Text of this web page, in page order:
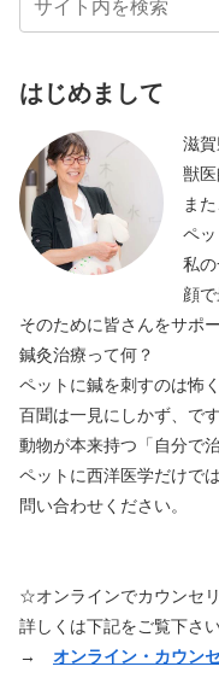
はじめまして
滋
獣医
ま
ペ
私
顔
そのために皆さんをサポ
鍼灸治療って何？
ペットに鍼を刺すのは怖
百聞は一見にしかず、です
動物が本来持つ「自分で
ペットに西洋医学だけで
問い合わせください。
☆オンラインでカウンセ
詳しくは下記をご覧下さい
→ オンライン・カウン